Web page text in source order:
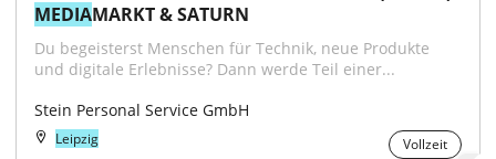
MEDIAMARKT & SATURN
Du begeisterst Menschen für Technik, neue Produkte
und digitale Erlebnisse? Dann werde Teil einer...
Stein Personal Service GmbH
Leipzig Vollzeit